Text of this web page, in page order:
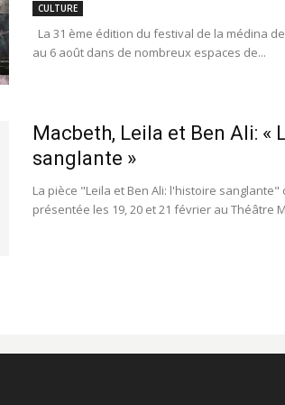
CULTURE
La 31 ème édition du festival de la médina
au 6 août dans de nombreux espaces de...
Macbeth, Leila et Ben Ali: «
sanglante »
La pièce "Leila et Ben Ali: l'histoire sanglante"
présentée les 19, 20 et 21 février au Théâtre